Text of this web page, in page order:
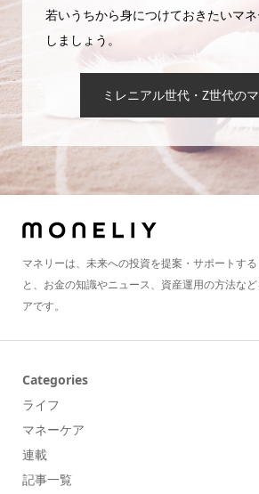
若いうちから身につけておきたいマ
しましょう。
ミレニアル世代・Z世代の
マネリーは、未来への投資を提案・サポートす
と、お金の知識やニュース、資産運用の方法な
アです。
Categories
ライフ
マネーケア
連載
記事一覧